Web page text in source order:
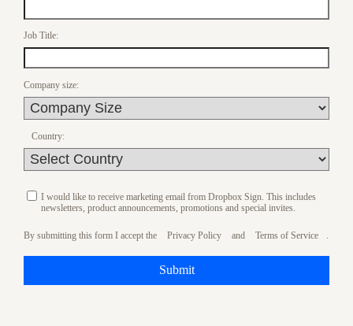
Job Title:
Company size:
Country:
I would like to receive marketing email from Dropbox Sign. This includes
newsletters, product announcements, promotions and special invites.
By submitting this form I accept the Privacy Policy and Terms of Service
Submit